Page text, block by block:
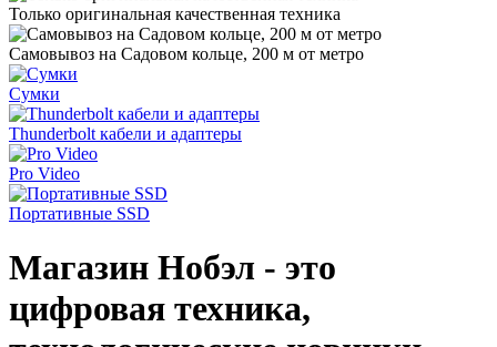
Только оригинальная качественная техника
Самовывоз на Садовом кольце, 200 м от метро
Сумки
Thunderbolt кабели и адаптеры
Pro Video
Портативные SSD
Магазин Нобэл - это
цифровая техника,